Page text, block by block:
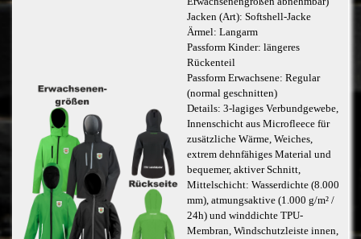
Jacken (Art): Softshell-Jacke
Ärmel: Langarm
Passform Kinder: längeres
Rückenteil
Passform Erwachsene: Regular
(normal geschnitten)
Details: 3-lagiges Verbundgewebe,
Innenschicht aus Microfleece für
zusätzliche Wärme, Weiches,
extrem dehnfähiges Material und
bequemer, aktiver Schnitt,
Mittelschicht: Wasserdichte (8.000
mm), atmungsaktive (1.000 g/m² /
24h) und winddichte TPU-
Membran, Windschutzleiste innen,